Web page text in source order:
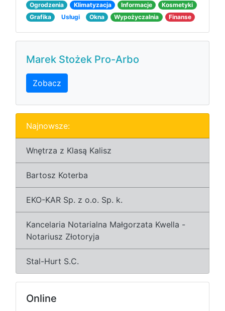
Ogrodzenia
Klimatyzacja Informacje
Kosmetyki
Grafika
Usługi Okna Wypożyczalnia Finanse
Marek Stożek Pro-Arbo
Zobacz
Najnowsze:
Wnętrza z Klasą Kalisz
Bartosz Koterba
EKO-KAR Sp. z o.o. Sp. k.
Kancelaria Notarialna Małgorzata Kwella -
Notariusz Złotoryja
Stal-Hurt S.C.
Online